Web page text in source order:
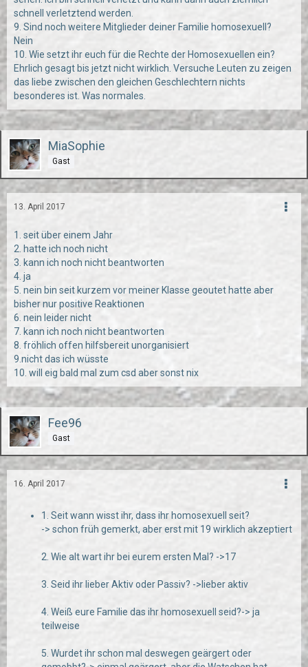
schnell verletztend werden.
9. Sind noch weitere Mitglieder deiner Familie homosexuell?
Nein
10. Wie setzt ihr euch für die Rechte der Homosexuellen ein?
Ehrlich gesagt bis jetzt nicht wirklich. Versuche Leuten zu zeigen
das liebe zwischen den gleichen Geschlechtern nichts
besonderes ist. Was normales.
MiaSophie
Gast
13. April 2017
1. seit über einem Jahr
2. hatte ich noch nicht
3. kann ich noch nicht beantworten
4. ja
5. nein bin seit kurzem vor meiner Klasse geoutet hatte aber
bisher nur positive Reaktionen
6. nein leider nicht
7. kann ich noch nicht beantworten
8. fröhlich offen hilfsbereit unorganisiert
9.nicht das ich wüsste
10. will eig bald mal zum csd aber sonst nix
Fee96
Gast
16. April 2017
1. Seit wann wisst ihr, dass ihr homosexuell seit?
-> schon früh gemerkt, aber erst mit 19 wirklich akzeptiert
2. Wie alt wart ihr bei eurem ersten Mal? ->17
3. Seid ihr lieber Aktiv oder Passiv? ->lieber aktiv
4. Weiß eure Familie das ihr homosexuell seid?-> ja
teilweise
5. Wurdet ihr schon mal deswegen geärgert oder